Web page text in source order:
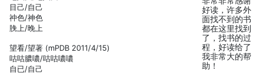
目己/自己
祌色/神色
脕上/晚上
望看/望著 (mPDB 2011/4/15)
咕咕膿噥/咕咕噥噥
自已/自己
好读，许多外
面找不到的书
都在这里找到
了，找书的过
程，好读给了
我非常大的帮
助！